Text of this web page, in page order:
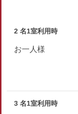
・ウォッシュトイレ付
・全館禁煙（喫煙
2 名1室利用時
お一人様
3 名1室利用時